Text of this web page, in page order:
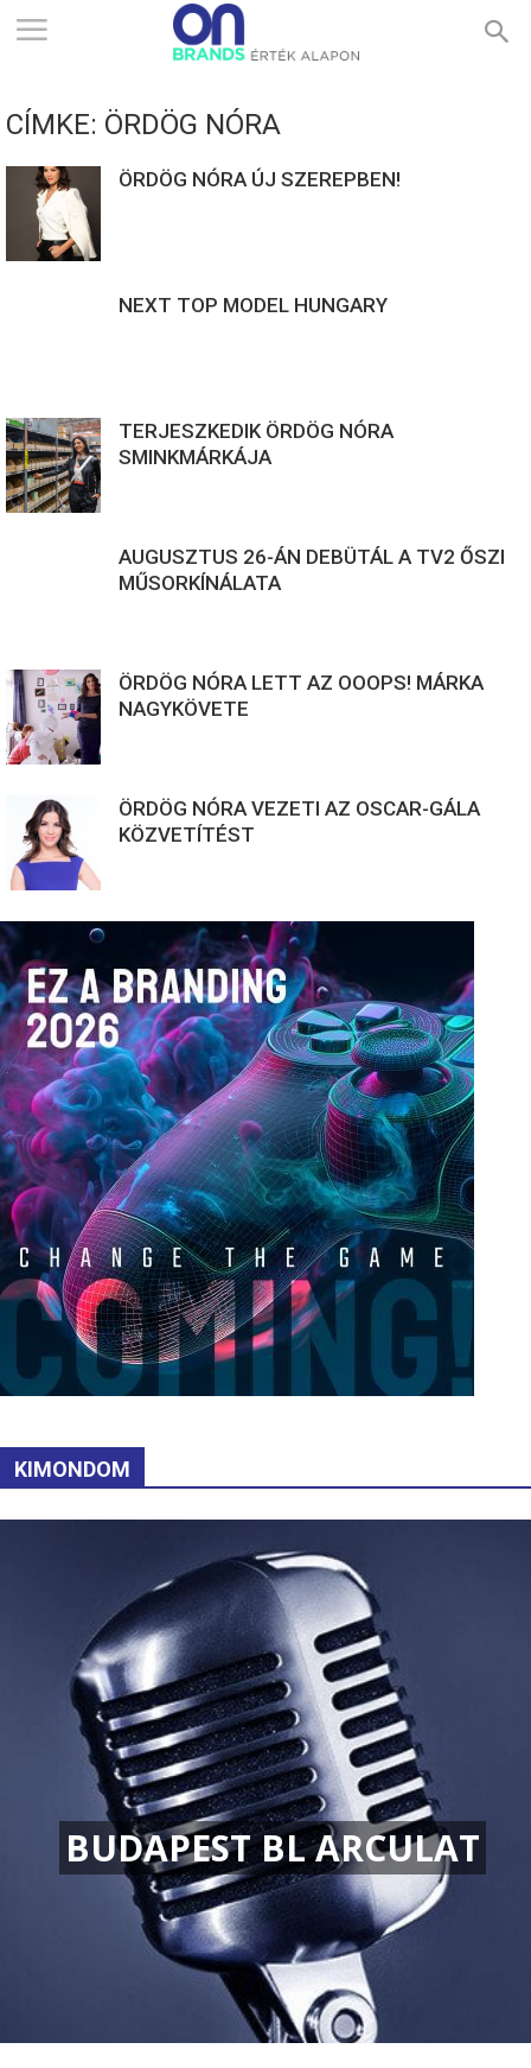
ONBRANDS
ÉRTÉK
CÍMKE: ÖRDÖG NÓRA
ÖRDÖG NÓRA ÚJ SZEREPBEN!
NEXT TOP MODEL HUNGARY
TERJESZKEDIK ÖRDÖG NÓRA
SMINKMÁRKÁJA
AUGUSZTUS 26-ÁN DEBÜTÁL A TV2 ŐSZI
MŰSORKÍNÁLATA
ÖRDÖG NÓRA LETT AZ OOOPS! MÁRKA
NAGYKÖVETE
ÖRDÖG NÓRA VEZETI AZ OSCAR-GÁLA
KÖZVETÍTÉST
KIMONDOM
BUDAPEST BL ARCULAT